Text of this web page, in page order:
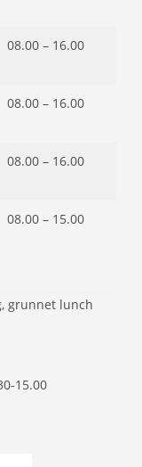
08.00 – 16.00
08.00 – 16.00
08.00 – 16.00
08.00 – 15.00
grunnet lunch
15.00